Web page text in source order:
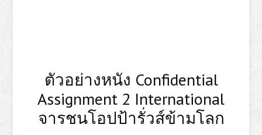
ตัวอย่างหนัง Confidential
Assignment 2 International
จารชนโอปป้ารั่วส์ข้ามโลก